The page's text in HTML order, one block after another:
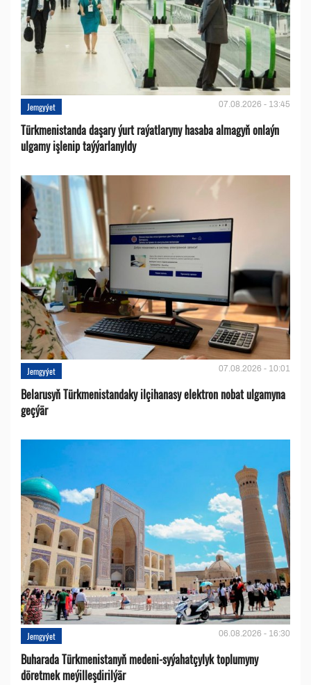
Jemgyýet 07.08.2026 - 13:45
Türkmenistanda daşary ýurt raýatlaryny hasaba almagyň onlaýn
ulgamy işlenip taýýarlanyldy
Jemgyýet 07.08.2026 - 10:01
Belarusyň Türkmenistandaky ilçihanasy elektron nobat ulgamyna
geçýär
Jemgyýet 06.08.2026 - 16:30
Buharada Türkmenistanyň medeni-syýahatçylyk toplumyny
döretmek meýilleşdirilýär